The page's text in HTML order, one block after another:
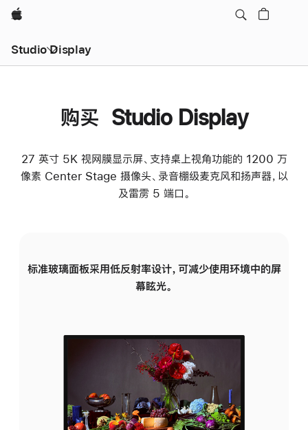
Apple
Studio Display
购买 Studio Display
27 英寸 5K 视网膜显示屏、支持桌上视角功能的 1200 万
像素 Center Stage 摄像头、录音棚级麦克风和扬声器，以
及雷雳 5 端口。
标准玻璃面板采用低反射率设计，可减少使用环境中的屏
幕眩光。